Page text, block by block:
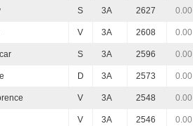
S 3A 2627 0.00
V 3A 2608 0.00
S 3A 2596 0.00
D 3A 2573 0.00
V 3A 2548 0.00
V 3A 2546 0.00